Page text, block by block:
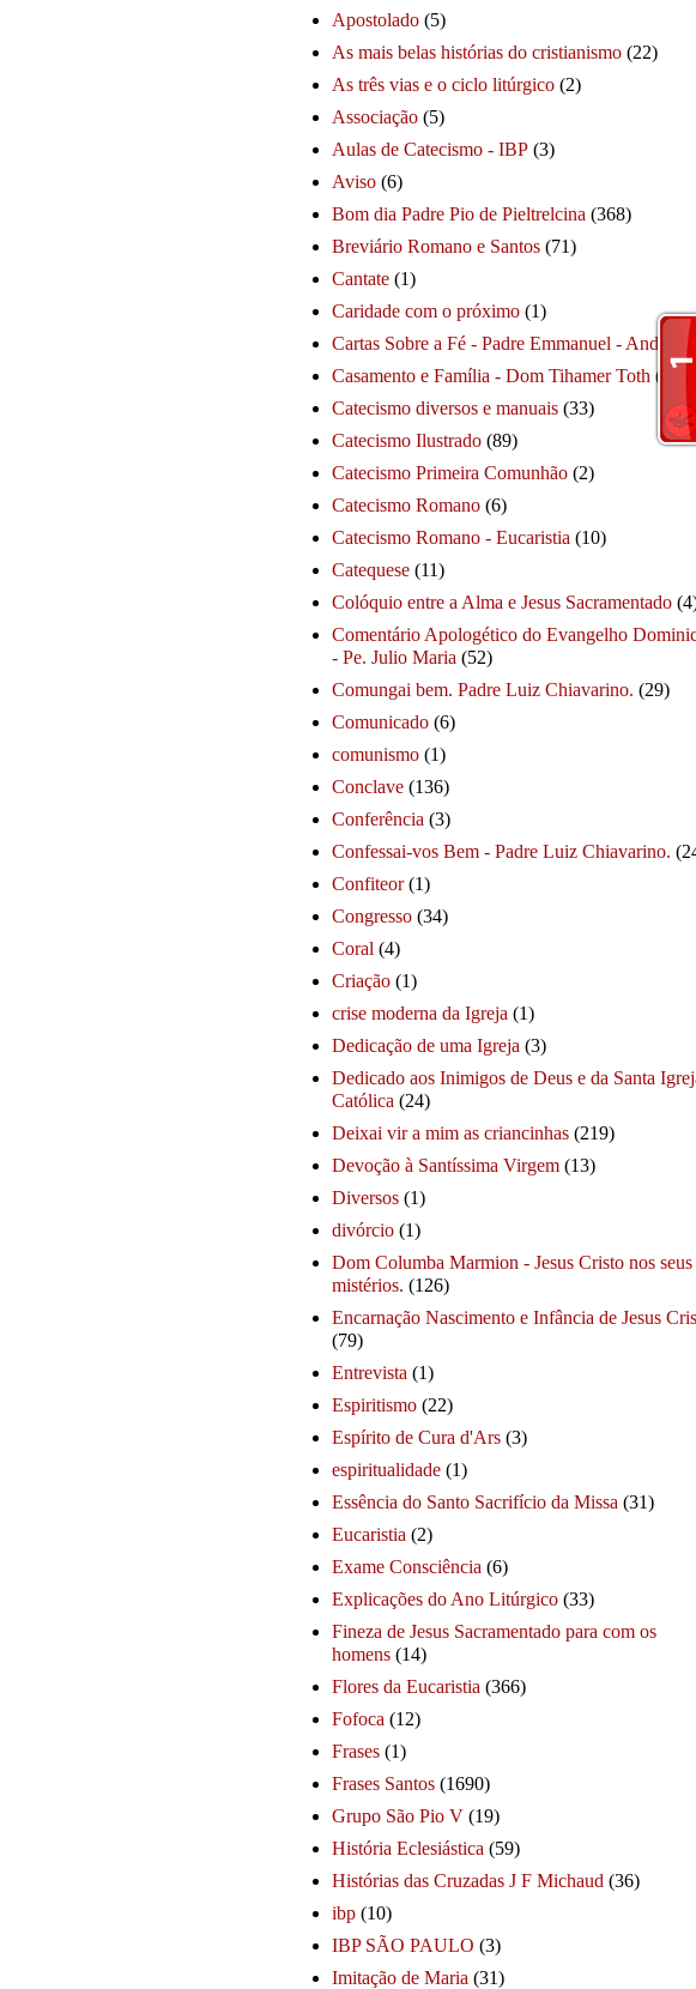
Apostolado (5)
As mais belas histórias do cristianismo (22)
As três vias e o ciclo litúrgico (2)
Associação (5)
Aulas de Catecismo - IBP (3)
Aviso (6)
Bom dia Padre Pio de Pieltrelcina (368)
Breviário Romano e Santos (71)
Cantate (1)
Caridade com o próximo (1)
Cartas Sobre a Fé - Padre Emmanuel - André
Casamento e Família - Dom Tihamer Toth (115)
Catecismo diversos e manuais (33)
Catecismo Ilustrado (89)
Catecismo Primeira Comunhão (2)
Catecismo Romano (6)
Catecismo Romano - Eucaristia (10)
Catequese (11)
Colóquio entre a Alma e Jesus Sacramentado
Comentário Apologético do Evangelho
- Pe. Julio Maria (52)
Comungai bem. Padre Luiz Chiavarino. (29)
Comunicado (6)
comunismo (1)
Conclave (136)
Conferência (3)
Confessai-vos Bem - Padre Luiz Chiavarino.
Confiteor (1)
Congresso (34)
Coral (4)
Criação (1)
crise moderna da Igreja (1)
Dedicação de uma Igreja (3)
Dedicado aos Inimigos de Deus e da Santa
Católica (24)
Deixai vir a mim as criancinhas (219)
Devoção à Santíssima Virgem (13)
Diversos (1)
divórcio (1)
Dom Columba Marmion - Jesus Cristo nos seus
mistérios. (126)
Encarnação Nascimento e Infância de Jesus
(79)
Entrevista (1)
Espiritismo (22)
Espírito de Cura d'Ars (3)
espiritualidade (1)
Essência do Santo Sacrifício da Missa (31)
Eucaristia (2)
Exame Consciência (6)
Explicações do Ano Litúrgico (33)
Fineza de Jesus Sacramentado para com os
homens (14)
Flores da Eucaristia (366)
Fofoca (12)
Frases (1)
Frases Santos (1690)
Grupo São Pio V (19)
História Eclesiástica (59)
Histórias das Cruzadas J F Michaud (36)
ibp (10)
IBP SÃO PAULO (3)
Imitação de Maria (31)